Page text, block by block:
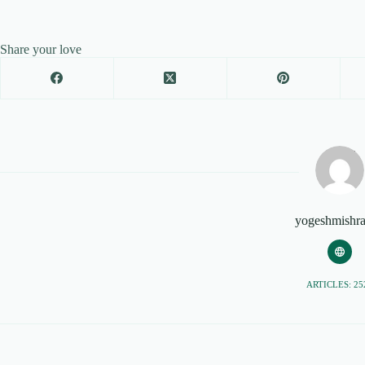
Share your love
ARTICLES: